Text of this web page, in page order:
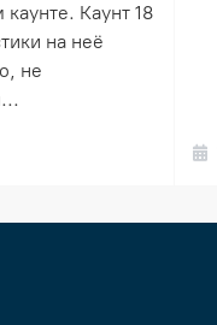
Каунт 18
на неё
не